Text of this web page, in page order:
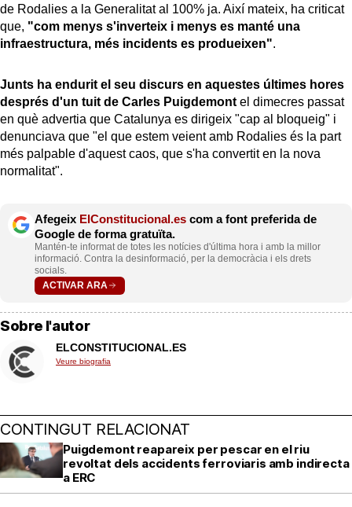
de Rodalies a la Generalitat al 100% ja. Així mateix, ha criticat
que, "com menys s'inverteix i menys es manté una
infraestructura, més incidents es produeixen".
Junts ha endurit el seu discurs en aquestes últimes hores
després d'un tuit de Carles Puigdemont el dimecres passat
en què advertia que Catalunya es dirigeix "cap al bloqueig" i
denunciava que "el que estem veient amb Rodalies és la part
més palpable d'aquest caos, que s'ha convertit en la nova
normalitat".
Afegeix ElConstitucional.es com a font preferida de
Google de forma gratuïta.
Mantén-te informat de totes les notícies d'última hora i amb la millor
informació. Contra la desinformació, per la democràcia i els drets
socials.
ACTIVAR ARA
Sobre l'autor
ELCONSTITUCIONAL.ES
Veure biografia
CONTINGUT RELACIONAT
Puigdemont reapareix per pescar en el riu
revoltat dels accidents ferroviaris amb indirecta
a ERC